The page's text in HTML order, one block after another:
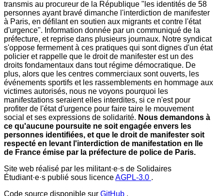
transmis au procureur de la République "les identités de 58
personnes ayant bravé dimanche l'interdiction de manifester
à Paris, en défilant en soutien aux migrants et contre l'état
d'urgence". Information donnée par un communiqué de la
préfecture, et reprise dans plusieurs journaux. Notre syndicat
s'oppose fermement à ces pratiques qui sont dignes d'un état
policier et rappelle que le droit de manifester est un des
droits fondamentaux dans tout régime démocratique. De
plus, alors que les centres commerciaux sont ouverts, les
événements sportifs et les rassemblements en hommage aux
victimes autorisés, nous ne voyons pourquoi les
manifestations seraient elles interdites, si ce n'est pour
profiter de l'état d'urgence pour faire taire le mouvement
social et ses expressions de solidarité. Nous demandons à
ce qu'aucune poursuite ne soit engagée envers les
personnes identifiées, et que le droit de manifester soit
respecté en levant l'interdiction de manifestation en Ile
de France émise par la préfecture de police de Paris.
Site web réalisé par les militant·e·s de Solidaires
Étudiant·e·s publié sous licenceAGPL-3.0 .
Code source disponible sur GitHub .